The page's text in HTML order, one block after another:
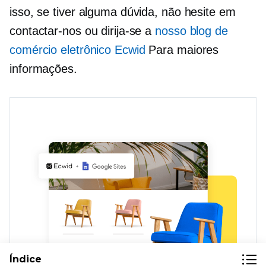
isso, se tiver alguma dúvida, não hesite em
contactar-nos ou dirija-se a nosso blog de
comércio eletrônico Ecwid Para maiores
informações.
Índice